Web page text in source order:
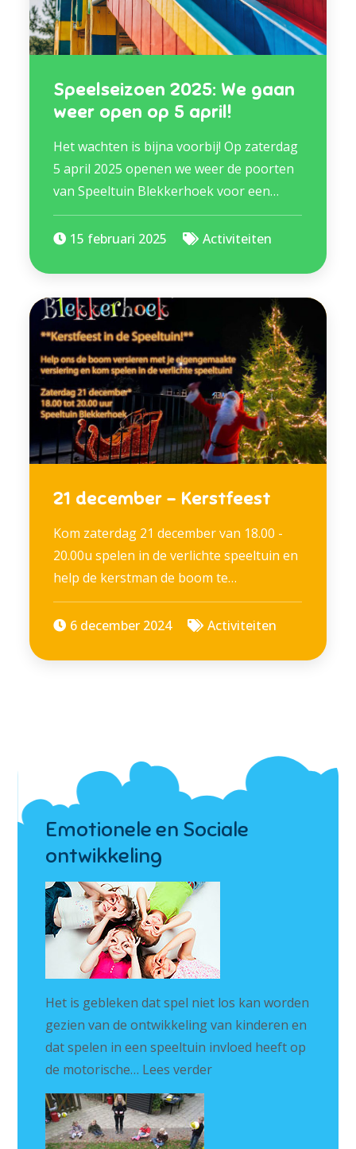
Speelseizoen 2025: We gaan
weer open op 5 april!
Het wachten is bijna voorbij! Op zaterdag
5 april 2025 openen we weer de poorten
van Speeltuin Blekkerhoek voor een…
15 februari 2025 Activiteiten
21 december – Kerstfeest
Kom zaterdag 21 december van 18.00 -
20.00u spelen in de verlichte speeltuin en
help de kerstman de boom te…
6 december 2024 Activiteiten
Emotionele en Sociale
ontwikkeling
Het is gebleken dat spel niet los kan worden
gezien van de ontwikkeling van kinderen en
dat spelen in een speeltuin invloed heeft op
de motorische… Lees verder